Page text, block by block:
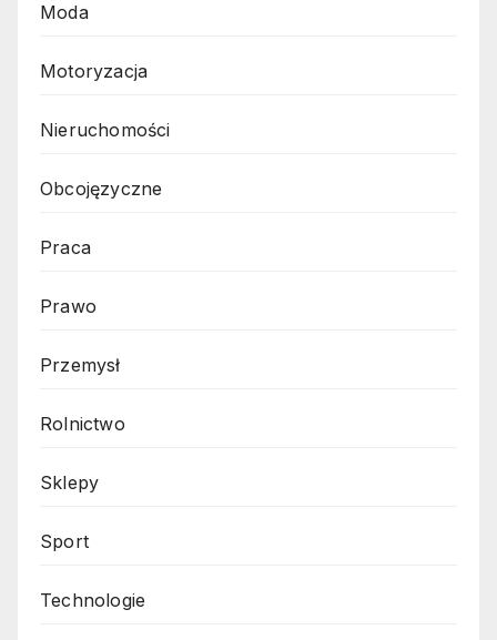
Moda
Motoryzacja
Nieruchomości
Obcojęzyczne
Praca
Prawo
Przemysł
Rolnictwo
Sklepy
Sport
Technologie